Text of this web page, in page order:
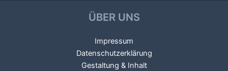
ÜBER UNS
Impressum
Datenschutzerklärung
Gestaltung & Inhalt